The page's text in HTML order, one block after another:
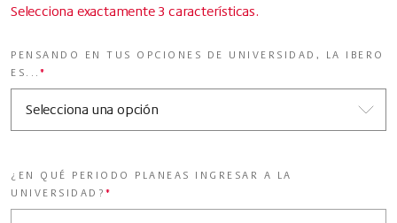
Selecciona exactamente 3 características.
PENSANDO EN TUS OPCIONES DE UNIVERSIDAD, LA IBERO
ES...*
¿EN QUÉ PERIODO PLANEAS INGRESAR A LA
UNIVERSIDAD?*